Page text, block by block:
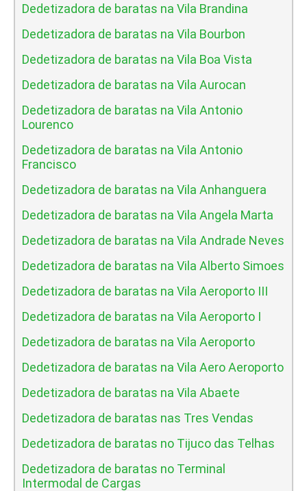
Dedetizadora de baratas na Vila Brandina
Dedetizadora de baratas na Vila Bourbon
Dedetizadora de baratas na Vila Boa Vista
Dedetizadora de baratas na Vila Aurocan
Dedetizadora de baratas na Vila Antonio
Lourenco
Dedetizadora de baratas na Vila Antonio
Francisco
Dedetizadora de baratas na Vila Anhanguera
Dedetizadora de baratas na Vila Angela Marta
Dedetizadora de baratas na Vila Andrade Neves
Dedetizadora de baratas na Vila Alberto Simoes
Dedetizadora de baratas na Vila Aeroporto III
Dedetizadora de baratas na Vila Aeroporto I
Dedetizadora de baratas na Vila Aeroporto
Dedetizadora de baratas na Vila Aero Aeroporto
Dedetizadora de baratas na Vila Abaete
Dedetizadora de baratas nas Tres Vendas
Dedetizadora de baratas no Tijuco das Telhas
Dedetizadora de baratas no Terminal
Intermodal de Cargas